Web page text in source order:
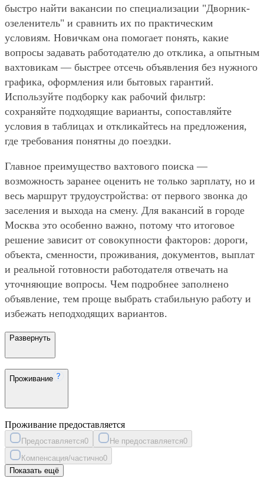
быстро найти вакансии по специализации "Дворник-
озеленитель" и сравнить их по практическим
условиям. Новичкам она помогает понять, какие
вопросы задавать работодателю до отклика, а опытным
вахтовикам — быстрее отсечь объявления без нужного
графика, оформления или бытовых гарантий.
Используйте подборку как рабочий фильтр:
сохраняйте подходящие варианты, сопоставляйте
условия в таблицах и откликайтесь на предложения,
где требования понятны до поездки.
Главное преимущество вахтового поиска —
возможность заранее оценить не только зарплату, но и
весь маршрут трудоустройства: от первого звонка до
заселения и выхода на смену. Для вакансий в городе
Москва это особенно важно, потому что итоговое
решение зависит от совокупности факторов: дороги,
объекта, сменности, проживания, документов, выплат
и реальной готовности работодателя отвечать на
уточняющие вопросы. Чем подробнее заполнено
объявление, тем проще выбрать стабильную работу и
избежать неподходящих вариантов.
Развернуть
Проживание
Проживание предоставляется
Предоставляется0 Не предоставляется0
Компенсация/частично0
Показать ещё